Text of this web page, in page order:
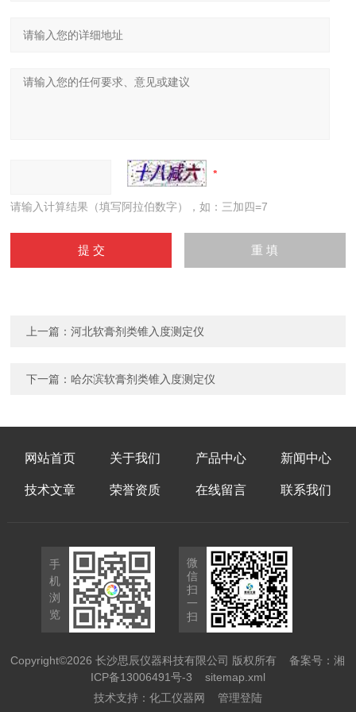
请输入计算结果（填写阿拉伯数字），如：三加四=7
上一篇：河北软膏剂类锥入度测定仪
下一篇：哈尔滨软膏剂类锥入度测定仪
网站首页 关于我们 产品中心 新闻中心
技术文章 荣誉资质 在线留言 联系我们
手
机
浏
览
微
信
扫
一
扫
Copyright©2026 长沙思辰仪器科技有限公司 版权所有备案号：湘
ICP备13006491号-3
sitemap.xml
技术支持： 化工仪器网 管理登陆